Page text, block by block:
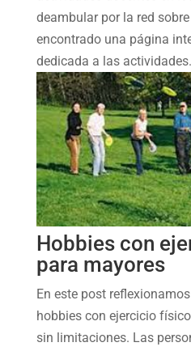
deambular por la red
encontrado una página
dedicada a las
Hobbies con
para mayores
En este post
hobbies con ejercicio
sin limitaciones. Las